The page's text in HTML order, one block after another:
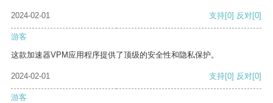
2024-02-01 支持[0] 反对[0]
游客
这款加速器VPM应用程序提供了顶级的安全性和隐私保护。
2024-02-01 支持[0] 反对[0]
游客